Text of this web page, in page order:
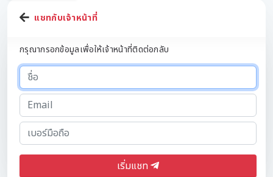
แชทกับเจ้าหน้าที่
กรุณากรอกข้อมูลเพื่อให้เจ้าหน้าที่ติดต่อกลับ
เริ่มแชท